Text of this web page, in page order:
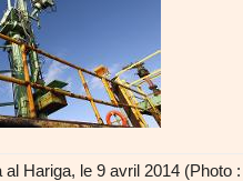
Hariga, le 9 avril 2014 (Photo